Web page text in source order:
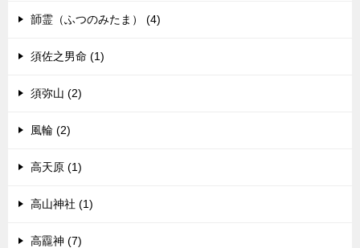
韴霊（ふつのみたま） (4)
須佐之男命 (1)
須弥山 (2)
風輪 (2)
高天原 (1)
高山神社 (1)
高龗神 (7)